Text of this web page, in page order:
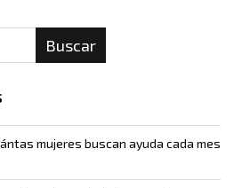
Buscar
mujeres buscan ayuda cada mes